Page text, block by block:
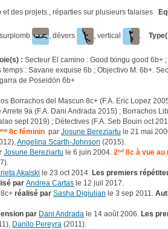
et des projets , réparties sur plusieurs falaises
surplomb , dévers , vertical .
: Secteur El camino : Good txingu good 6b+
: Savane exquise 6b ; Objectivo M. 6b+.
de Poseidón 6b+
Borrachos del Mascun 8c+ (F.A. Eric Lopez
9a (F.A. Dani Andrada 2015) ; Borrachos
sept 2019) ; Détectives (F.A. Seb Bouin oct
8c féminin par Josune Bereziartu le 21 mai
Angelina Scarth-Johnson (2015).
Josune Bereziartu le 6 juin 2004. 2nd 8c à vue au
Akalski le 23 oct 2014. Les premiers
par Andrea Cartas le 12 juil 2017.
8c+ réalisé par Sasha Digiulian le 3 sep 2011.
par Dani Andrada le 14 août 2006. Les
Danilo Pereyra (2011).